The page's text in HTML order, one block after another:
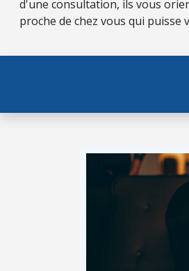
d'une consultation, ils vous
proche de chez vous qui puisse